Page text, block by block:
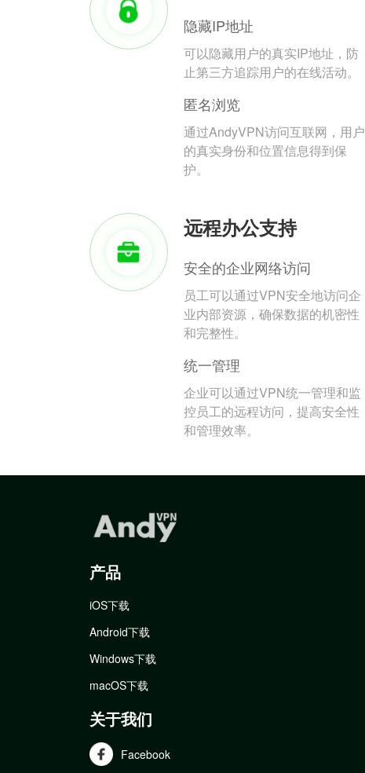
隐藏IP地址
可以隐藏用户的真实IP地址，防
止第三方追踪用户的在线活动。
匿名浏览
通过AndyVPN访问互联网，用户
的真实身份和位置信息得到保
护。
远程办公支持
安全的企业网络访问
员工可以通过VPN安全地访问企
业内部资源，确保数据的机密性
和完整性。
统一管理
企业可以通过VPN统一管理和监
控员工的远程访问，提高安全性
和管理效率。
产品
iOS下载
Android下载
Windows下载
macOS下载
关于我们
Facebook